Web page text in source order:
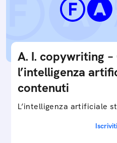
A. I. copywriting –
l’intelligenza
contenuti
L’intelligenza artificiale
interpretazione dei big
Iscriviti